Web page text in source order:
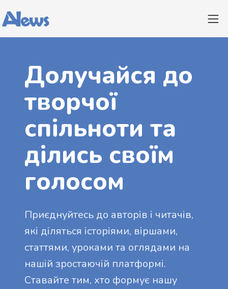
Долучайся до
творчої
спільноти та
ділись своїм
голосом
Приєднуйтесь до авторів і читачів,
які діляться історіями, віршами,
статтями, уроками та оглядами на
нашій зростаючій платформі.
Ставайте тим, хто формує нашу